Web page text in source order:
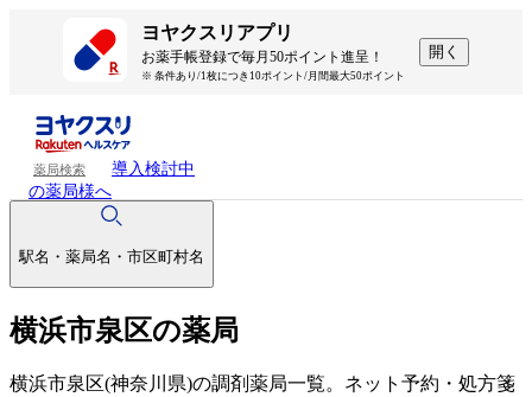
ヨヤクスリアプリ
お薬手帳登録で毎月50ポイント進呈！
※ 条件あり/1枚につき10ポイント/月間最大50ポイント
開く
薬局検索
導入検討中
の薬局様へ
駅名・薬局名・市区町村名
横浜市泉区の薬局
横浜市泉区(神奈川県)の調剤薬局一覧。ネット予約・処方箋